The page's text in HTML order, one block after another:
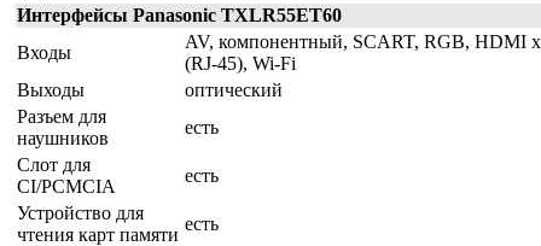
Интерфейсы Panasonic TXLR55ET60
Входы
AV, компонентный, SCART, RGB, HDMI
(RJ-45), Wi-Fi
Выходы
оптический
Разъем для
наушников
есть
Слот для
CI/PCMCIA
есть
Устройство для
чтения карт памяти
есть